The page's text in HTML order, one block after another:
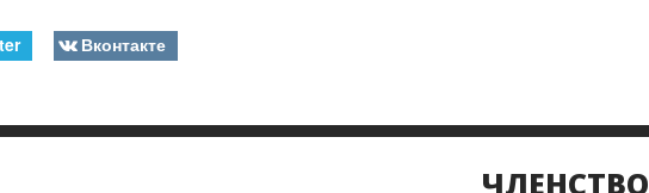
Вконтакте
ЧЛЕНСТВО